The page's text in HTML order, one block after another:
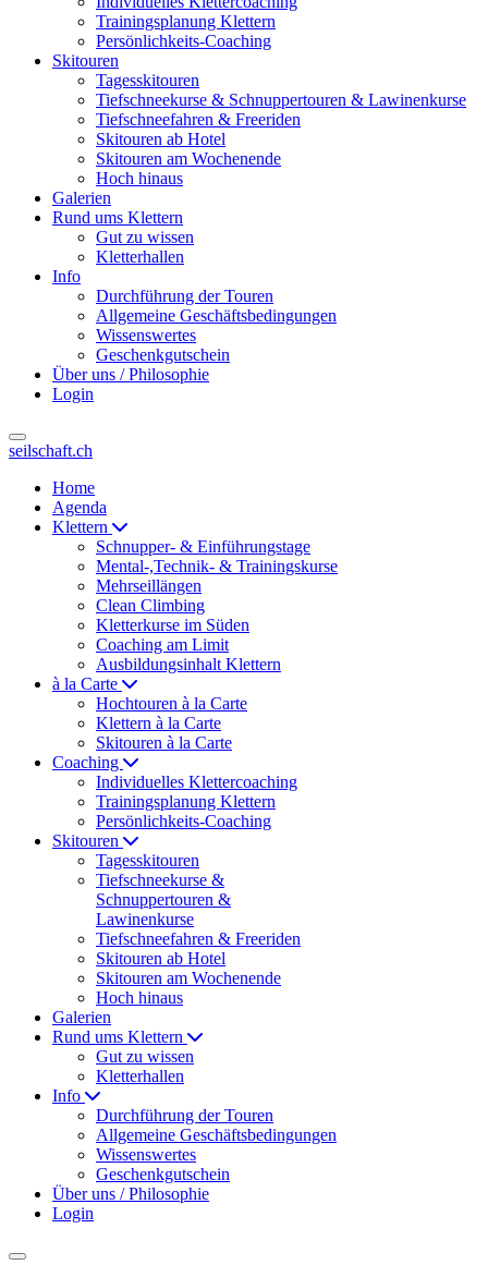
Trainingsplanung Klettern
Persönlichkeits-Coaching
Skitouren
Tagesskitouren
Tiefschneekurse & Schnuppertouren & Lawinenkurse
Tiefschneefahren & Freeriden
Skitouren ab Hotel
Skitouren am Wochenende
Hoch hinaus
Galerien
Rund ums Klettern
Gut zu wissen
Kletterhallen
Info
Durchführung der Touren
Allgemeine Geschäftsbedingungen
Wissenswertes
Geschenkgutschein
Über uns / Philosophie
Login
seilschaft.ch
Home
Agenda
Klettern
Schnupper- & Einführungstage
Mental-,Technik- & Trainingskurse
Mehrseillängen
Clean Climbing
Kletterkurse im Süden
Coaching am Limit
Ausbildungsinhalt Klettern
à la Carte
Hochtouren à la Carte
Klettern à la Carte
Skitouren à la Carte
Coaching
Individuelles Klettercoaching
Trainingsplanung Klettern
Persönlichkeits-Coaching
Skitouren
Tagesskitouren
Tiefschneekurse &
Schnuppertouren &
Lawinenkurse
Tiefschneefahren & Freeriden
Skitouren ab Hotel
Skitouren am Wochenende
Hoch hinaus
Galerien
Rund ums Klettern
Gut zu wissen
Kletterhallen
Info
Durchführung der Touren
Allgemeine Geschäftsbedingungen
Wissenswertes
Geschenkgutschein
Über uns / Philosophie
Login